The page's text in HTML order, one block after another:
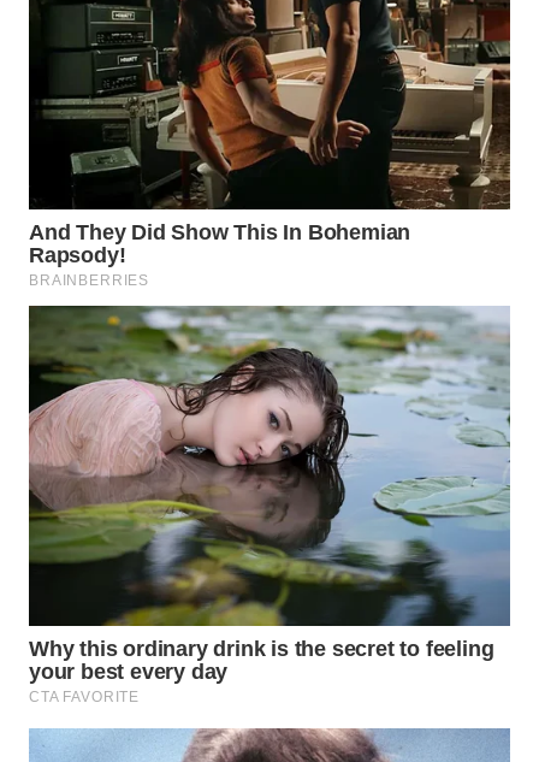
WAHANA
LISTRIK
WAHANA
TRAVEL
WAHANA
TV
WAHANANEWS
ID
WAHANANEWS
CO ID
WAHANANEWS
NET
WAHANA
WAHANA
UMKM
WAHANA
SELEB